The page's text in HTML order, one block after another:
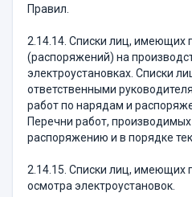
Правил.
2.14.14. Списки лиц, имеющих
(распоряжений) на
электроустановках. Списки
ответственными
работ по нарядам и
Перечни работ,
распоряжению и в порядке
2.14.15. Списки лиц, имеющих
осмотра электроустановок.